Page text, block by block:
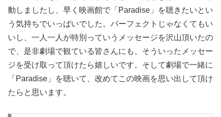
動しましたし、早く映画館で「Paradise」を聴きたいとい
う気持ちでいっぱいでした。パーフェクトじゃなくてもい
いし、一人一人が特別っていうメッセージを沢山頂いたの
で、是非劇場で観ている皆さんにも、そういったメッセー
ジを受け取って頂けたら嬉しいです。そして劇場で一緒に
「Paradise」を聴いて、改めてこの映画を思い出して頂け
たらと思います。